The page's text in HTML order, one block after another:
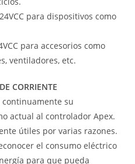
para dispositivos como
para accesorios como
ventiladores, etc.
CORRIENTE
continuamente su
actual al controlador Apex.
útiles por varias razones.
el consumo eléctrico
para que pueda